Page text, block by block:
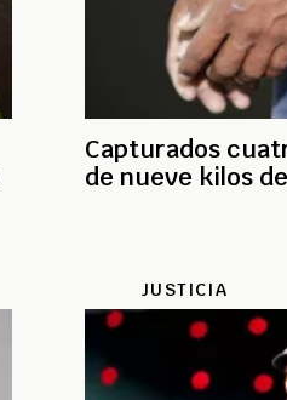
Capturados
de nueve kilos
JUSTICIA